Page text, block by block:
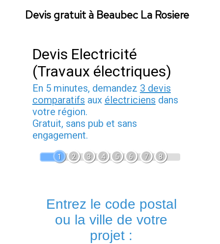
Devis gratuit à Beaubec La Rosiere
Devis Electricité
(Travaux électriques)
En 5 minutes, demandez 3 devis
comparatifs aux électriciens dans
votre région.
Gratuit, sans pub et sans
engagement.
1 2 3 4 5 6 7 8
Entrez le code postal
ou la ville de votre
projet :